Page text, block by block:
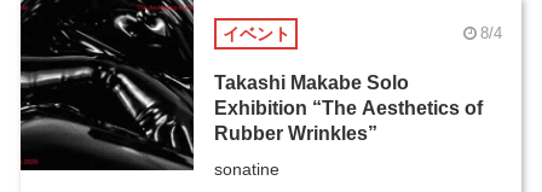
イベント 8/4
Takashi Makabe Solo
Exhibition “The Aesthetics of
Rubber Wrinkles”
sonatine